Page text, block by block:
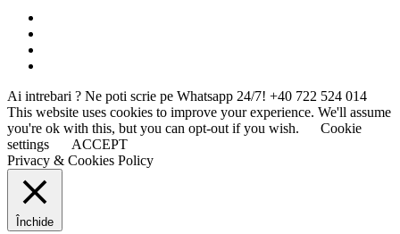
Ai intrebari ? Ne poti scrie pe Whatsapp 24/7! +40 722 524 014
This website uses cookies to improve your experience. We'll assume
you're ok with this, but you can opt-out if you wish.
Cookie
settings
ACCEPT
Privacy & Cookies Policy
Închide